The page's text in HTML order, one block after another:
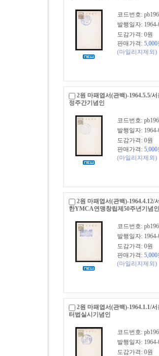
코드번호:
발행일자: 1964-
도감가격: 0원
판매가격: 5,000
(마일리지제외)
2원 마패엽서(관백)-1964.5.5/
정주간기념인
코드번호:
발행일자: 1964-
도감가격: 0원
판매가격: 5,000
(마일리지제외)
2원 마패엽서(관백)-1964.4.12/
한YMCA연맹창립제50주년기념인
코드번호:
발행일자: 1964-
도감가격: 0원
판매가격: 5,000
(마일리지제외)
2원 마패엽서(관백)-1964.1.1/서
터법실시기념인
코드번호:
발행일자: 1964-
도감가격: 0원